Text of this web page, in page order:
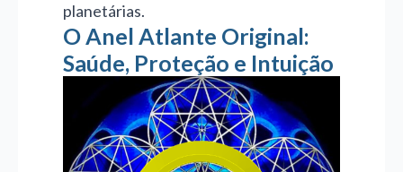
planetárias.
O Anel Atlante Original:
Saúde, Proteção e Intuição